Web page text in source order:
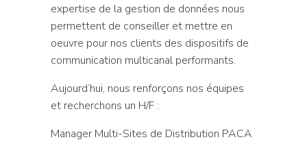
expertise de la gestion de données nous
permettent de conseiller et mettre en
oeuvre pour nos clients des dispositifs de
communication multicanal performants.
Aujourd’hui, nous renforçons nos équipes
et recherchons un H/F :
Manager Multi-Sites de Distribution PACA